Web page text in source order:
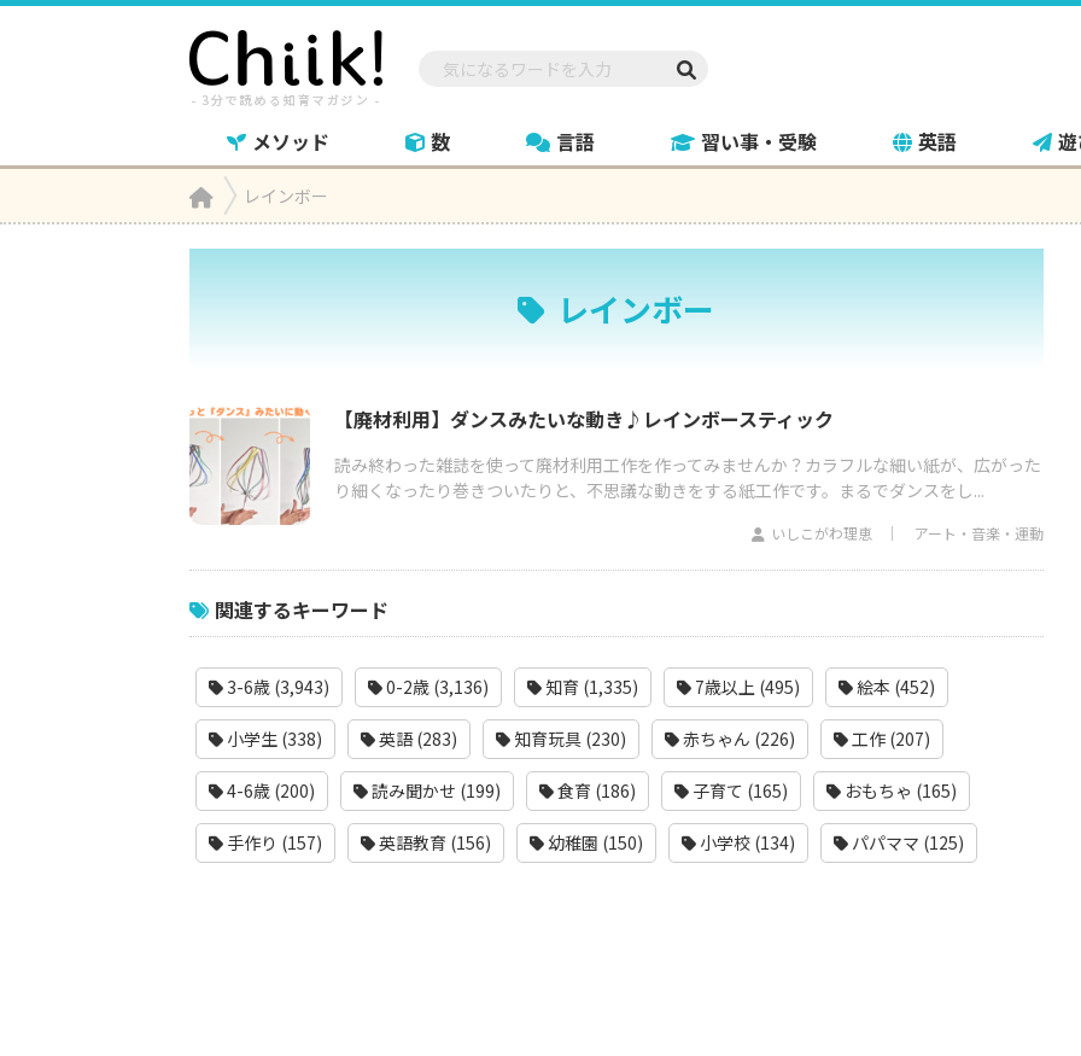
メソッド 数 言語 習い事・受験 英語
Homeレインボー
レインボー
【廃材利用】ダンスみたいな動き♪レインボースティック
読み終わった雑誌を使って廃材利用工作を作ってみませんか？カラフルな細い紙が、広がった
り細くなったり巻きついたりと、不思議な動きをする紙工作です。まるでダンスをし...
いしこがわ理恵 アート・音楽・運動
関連するキーワード
3-6歳 (3,943) 0-2歳 (3,136) 知育 (1,335) 7歳以上 (495) 絵本 (452)
小学生 (338) 英語 (283) 知育玩具 (230) 赤ちゃん (226) 工作 (207)
4-6歳 (200) 読み聞かせ (199) 食育 (186) 子育て (165) おもちゃ (165)
手作り (157) 英語教育 (156) 幼稚園 (150) 小学校 (134) パパママ (125)